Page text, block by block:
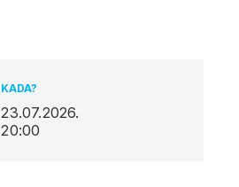
KADA?
23.07.2026.
20:00